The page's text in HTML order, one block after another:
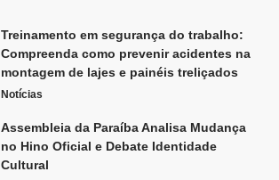
Treinamento em segurança do trabalho:
Compreenda como prevenir acidentes na
montagem de lajes e painéis treliçados
Notícias
Assembleia da Paraíba Analisa Mudança
no Hino Oficial e Debate Identidade
Cultural